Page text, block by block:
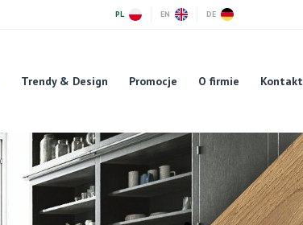
PL EN DE
Trendy & Design Promocje O firmie Kontakt